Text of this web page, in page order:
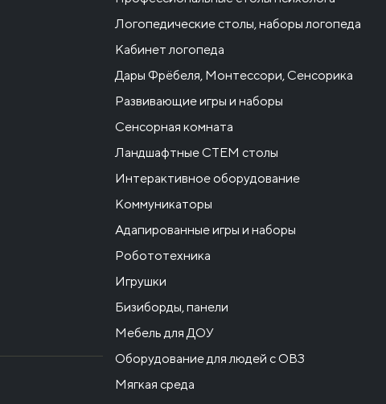
Логопедические столы, наборы логопеда
Кабинет логопеда
Дары Фрёбеля, Монтессори, Сенсорика
Развивающие игры и наборы
Сенсорная комната
Ландшафтные СТЕМ столы
Интерактивное оборудование
Коммуникаторы
Адапированные игры и наборы
Робототехника
Игрушки
Бизиборды, панели
Мебель для ДОУ
Оборудование для людей с ОВЗ
Мягкая среда